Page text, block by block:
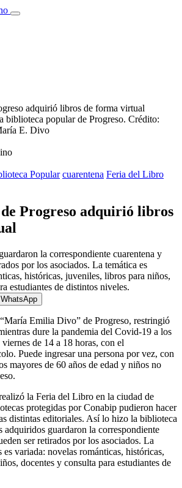
biblioteca popular de Progreso. Crédito:
E. Divo
Popular cuarentena Feria del Libro
Progreso adquirió libros
la correspondiente cuarentena y
por los asociados. La temática es
históricas, juveniles, libros para niños,
estudiantes de distintos niveles.
WhatsApp
Emilia Divo” de Progreso, restringió
dure la pandemia del Covid-19 a los
de 14 a 18 horas, con el
Puede ingresar una persona por vez, con
mayores de 60 años de edad y niños no
la Feria del Libro en la ciudad de
protegidas por Conabip pudieron hacer
distintas editoriales. Así lo hizo la biblioteca
adquiridos guardaron la correspondiente
ser retirados por los asociados. La
es variada: novelas románticas, históricas,
docentes y consulta para estudiantes de